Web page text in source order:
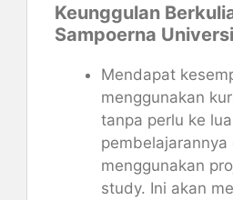
Keunggulan
Sampoerna
Mendapat
menggunakan
tanpa perlu ke
pembelajarannya
menggunakan
study. Ini akan